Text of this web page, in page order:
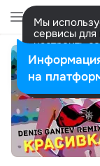
Мы
сервисы для
настроить
Разрешить
на